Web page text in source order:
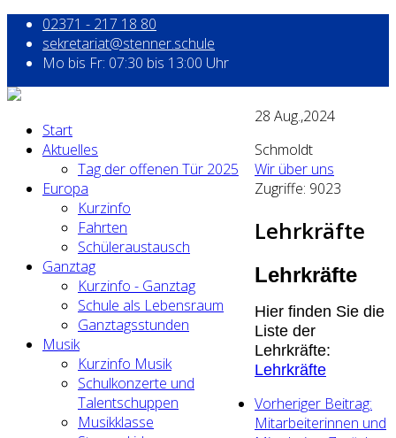
02371 - 217 18 80
sekretariat@stenner.schule
Mo bis Fr: 07:30 bis 13:00 Uhr
Start
Aktuelles
Tag der offenen Tür 2025
Europa
Kurzinfo
Fahrten
Schüleraustausch
Ganztag
Kurzinfo - Ganztag
Schule als Lebensraum
Ganztagsstunden
Musik
Kurzinfo Musik
Schulkonzerte und
Talentschuppen
Musikklasse
28 Aug.,2024
Schmoldt
Wir über uns
Zugriffe: 9023
Lehrkräfte
Lehrkräfte
Hier finden Sie die
Liste der
Lehrkräfte:
Lehrkräfte
Vorheriger Beitrag:
Mitarbeiterinnen und